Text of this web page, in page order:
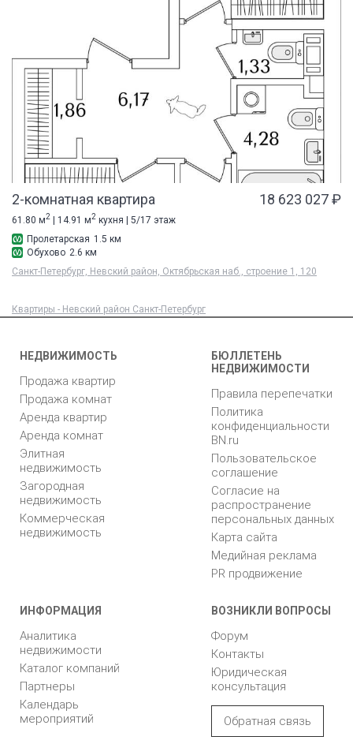
2-комнатная квартира 18 623 027 ₽
61.80 м2 | 14.91 м2 кухня | 5/17 этаж
Пролетарская 1.5 км
Обухово 2.6 км
Санкт-Петербург, Невский район, Октябрьская наб., строение 1, 120
Квартиры - Невский район Санкт-Петербург
НЕДВИЖИМОСТЬ
Продажа квартир
Продажа комнат
Аренда квартир
Аренда комнат
Элитная
недвижимость
Загородная
недвижимость
Коммерческая
недвижимость
БЮЛЛЕТЕНЬ
НЕДВИЖИМОСТИ
Правила перепечатки
Политика
конфиденциальности
BN.ru
Пользовательское
соглашение
Согласие на
распространение
персональных данных
Карта сайта
Медийная реклама
PR продвижение
ИНФОРМАЦИЯ
Аналитика
недвижимости
Каталог компаний
Партнеры
Календарь
мероприятий
ВОЗНИКЛИ ВОПРОСЫ
Форум
Контакты
Юридическая
консультация
Обратная связь